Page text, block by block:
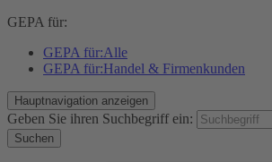
GEPA für:
GEPA für:Alle
GEPA für:Handel & Firmenkunden
Hauptnavigation anzeigen
Geben Sie ihren Suchbegriff ein:
Suchen